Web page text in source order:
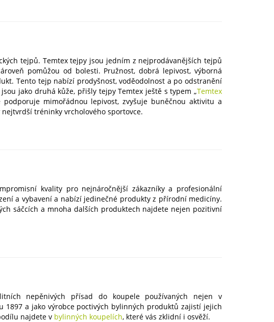
tejpů. Temtex tejpy jsou jedním z nejprodávanějších tejpů
pomůžou od bolesti. Pružnost, dobrá lepivost, výborná
Tento tejp nabízí prodyšnost, voděodolnost a po odstranění
jako druhá kůže, přišly tejpy Temtex ještě s typem „Temtex
mimořádnou lepivost, zvyšuje buněčnou aktivitu a
tréninky vrcholového sportovce.
kvality pro nejnáročnější zákazníky a profesionální
a vybavení a nabízí jedinečné produkty z přírodní medicíny.
sáčcích a mnoha dalších produktech najdete nejen pozitivní
nepěnivých přísad do koupele používaných nejen v
1897 a jako výrobce poctivých bylinných produktů zajistí jejich
najdete v bylinných koupelích, které vás zklidní i osvěží.